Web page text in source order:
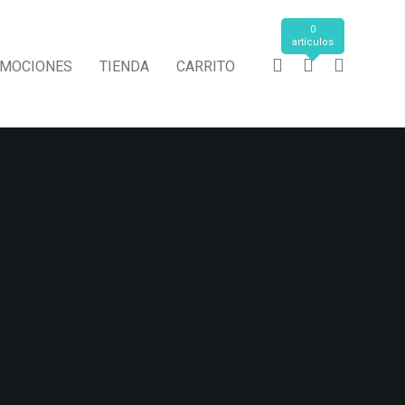
TIENDA CARRITO
0
artículos